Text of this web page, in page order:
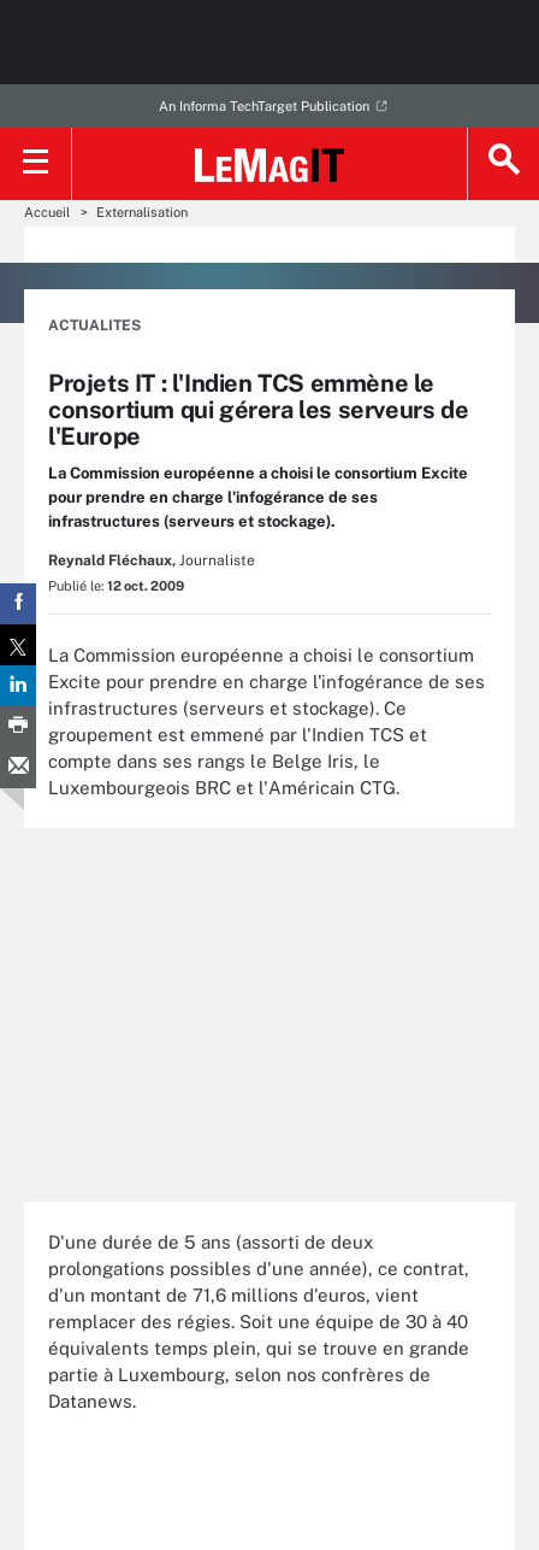
An Informa TechTarget Publication
Accueil Externalisation
ACTUALITES
Projets IT : l'Indien TCS emmène le
consortium qui gérera les serveurs de
l'Europe
La Commission européenne a choisi le consortium Excite
pour prendre en charge l'infogérance de ses
infrastructures (serveurs et stockage).
Reynald Fléchaux, Journaliste
Publié le: 12 oct. 2009
La Commission européenne a choisi le consortium
Excite pour prendre en charge l'infogérance de ses
infrastructures (serveurs et stockage). Ce
groupement est emmené par l'Indien TCS et
compte dans ses rangs le Belge Iris, le
Luxembourgeois BRC et l'Américain CTG.
D'une durée de 5 ans (assorti de deux
prolongations possibles d'une année), ce contrat,
d'un montant de 71,6 millions d'euros, vient
remplacer des régies. Soit une équipe de 30 à 40
équivalents temps plein, qui se trouve en grande
partie à Luxembourg, selon nos confrères de
Datanews.